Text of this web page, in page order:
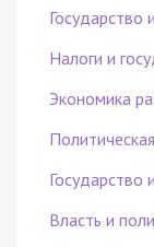
Государство
Налоги и
Экономика
Государство
Власть и